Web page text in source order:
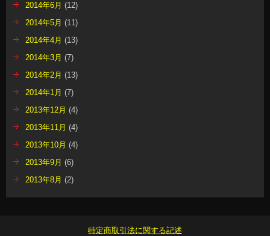
2014年6月 (12)
2014年5月 (11)
2014年4月 (13)
2014年3月 (7)
2014年2月 (13)
2014年1月 (7)
2013年12月 (4)
2013年11月 (4)
2013年10月 (4)
2013年9月 (6)
2013年8月 (2)
特定商取引法に関する記述